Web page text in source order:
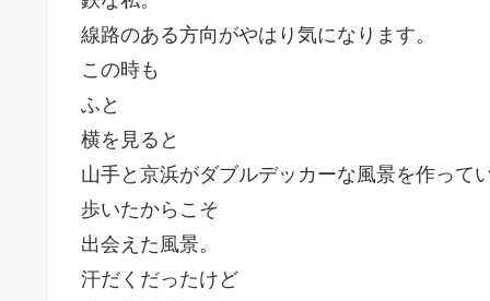
線路のある方向がやはり気になります。
この時も
ふと
横を見ると
山手と京浜がダブルデッカーな風景を作って
歩いたからこそ
出会えた風景。
汗だくだったけど